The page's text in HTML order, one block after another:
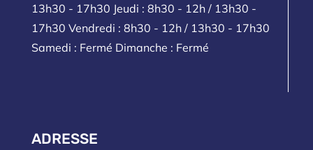
13h30 - 17h30 Jeudi : 8h30 - 12h / 13h30 -
17h30 Vendredi : 8h30 - 12h / 13h30 - 17h30
Samedi : Fermé Dimanche : Fermé
ADRESSE